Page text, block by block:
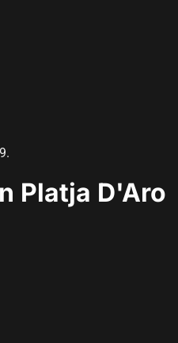
Platja D'Aro